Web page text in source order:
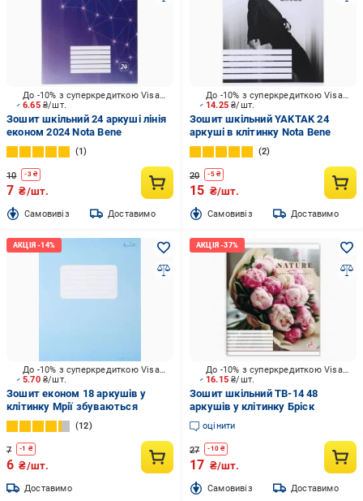
6.65 ₴/шт.
До -10% з суперкредиткою Visa Вигода
Зошит шкільний 24 аркуші лінія
економ 2024 Nota Bene
1
10 -3₴
7 ₴/шт.
Cамовивіз Доставимо
14.25₴/шт.
До -10% з суперкредиткою Visa Вигода
Зошит шкільний YAKTAK 24
аркуші в клітинку Nota Bene
2
20 -5₴
15 ₴/шт.
Cамовивіз Доставимо
5.70 ₴/шт.
До -10% з суперкредиткою Visa Вигода
Зошит економ 18 аркушів у
клітинку Мрії збуваються
12
7 -1 ₴
6 ₴/шт.
Доставимо
16.15₴/шт.
До -10% з суперкредиткою Visa Вигода
Зошит шкільний ТВ-14 48
аркушів у клітинку Бріск
оцінити
27 -10₴
17 ₴/шт.
Cамовивіз Доставимо